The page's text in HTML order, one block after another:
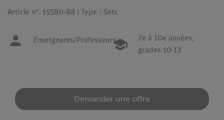
Article n°. 15580-88 | Type : Sets
Enseignants/Professeurs
7e à 10e années,
grades 10-13
Demander une offre